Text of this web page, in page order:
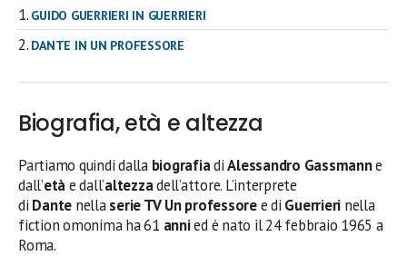
GUIDO GUERRIERI IN GUERRIERI
DANTE IN UN PROFESSORE
Biografia, età e altezza
Partiamo quindi dalla biografiadiAlessandro Gassmanne
dall’etàe dall’altezzadell’attore. L’interprete
di Dante nellaserie TV Un professoree di Guerrieri nella
fiction omonima ha 61 annied è nato il 24 febbraio 1965 a
Roma.